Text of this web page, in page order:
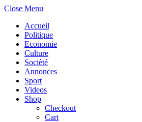
Close Menu
Accueil
Politique
Economie
Culture
Socièté
Annonces
Sport
Videos
Shop
Checkout
Cart